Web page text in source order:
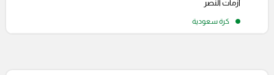
أزمات النصر
كرة سعودية